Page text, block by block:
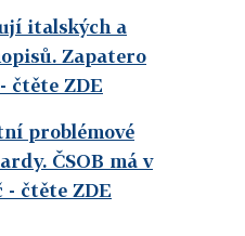
italských a
Zapatero
- čtěte ZDE
problémové
ČSOB má v
- čtěte ZDE